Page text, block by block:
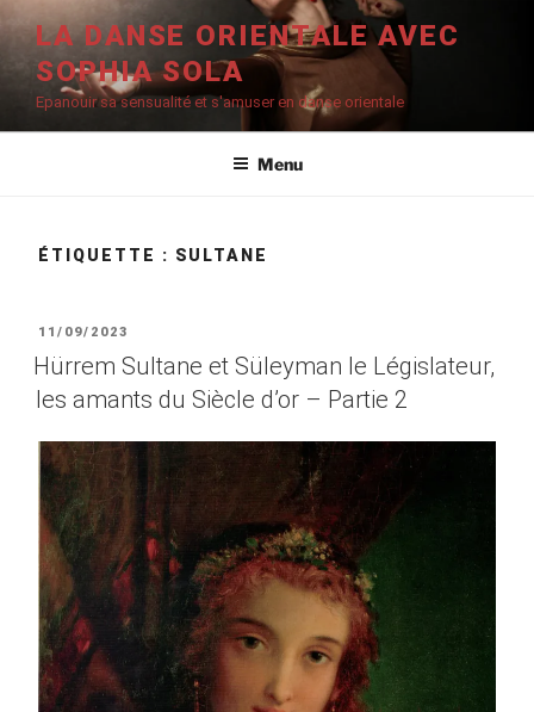
Aller
au
contenu
principal
LA DANSE ORIENTALE AVEC
SOPHIA SOLA
Epanouir sa sensualité et s'amuser en danse orientale
Menu
ÉTIQUETTE : SULTANE
PUBLIÉ
LE
11/09/2023
Hürrem Sultane et Süleyman le Législateur,
les amants du Siècle d’or – Partie 2